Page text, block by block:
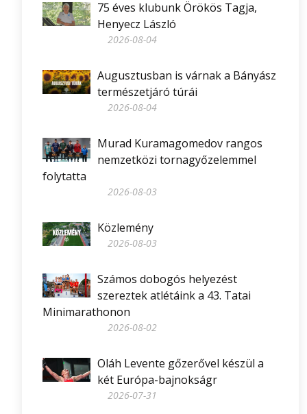
75 éves klubunk Örökös Tagja,
Henyecz László
2026-08-04
Augusztusban is várnak a Bányász
természetjáró túrái
2026-08-04
Murad Kuramagomedov rangos
nemzetközi tornagyőzelemmel
folytatta
2026-08-03
Közlemény
2026-08-03
Számos dobogós helyezést
szereztek atlétáink a 43. Tatai
Minimarathonon
2026-08-02
Oláh Levente gőzerővel készül a
két Európa-bajnokságr
2026-07-31